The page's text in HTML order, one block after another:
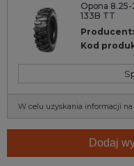
Opona
133B TT
Producent:
Kod
W celu uzyskania informacji
Dodaj